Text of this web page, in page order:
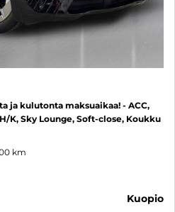
ja kulutonta maksuaikaa! - ACC,
K, Sky Lounge, Soft-close, Koukku
km
kuopio